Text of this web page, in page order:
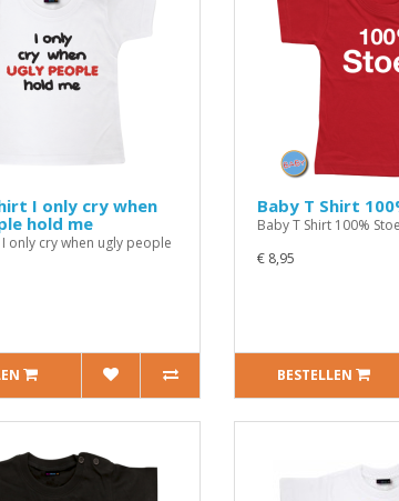
I only cry when
hold me
I only cry when ugly people
Baby T Shirt
Baby T Shirt 100%
€ 8,95
BESTELLEN